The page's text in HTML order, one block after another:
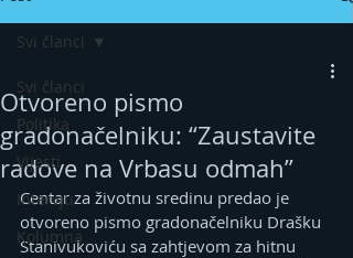
Svi članci
Politika
Vijesti
Intervju
Kolumna
Svi članci
Otvoreno pismo
gradonačelniku: “Zaustavite
radove na Vrbasu odmah”
Centar za životnu sredinu predao je
otvoreno pismo gradonačelniku Drašku
Stanivukoviću sa zahtjevom za hitnu